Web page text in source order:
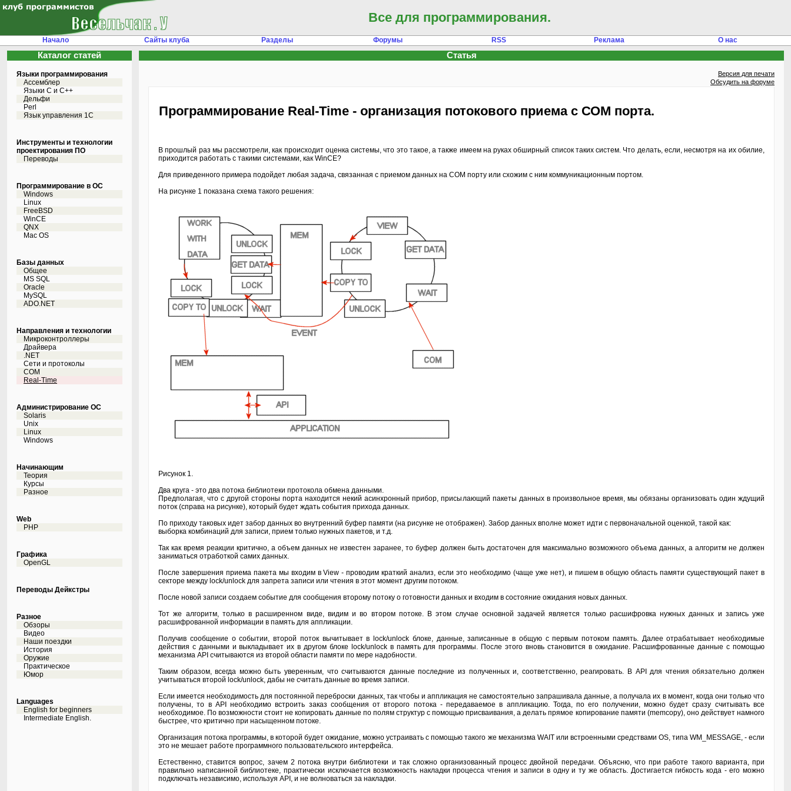
Все для программирования.
Начало Сайты клуба Разделы Форумы RSS Реклама О нас
Каталог статей
Языки программирования
Ассемблер
Языки С и C++
Дельфи
Perl
Язык управления 1С
Инструменты и технологии
проектирования ПО
Переводы
Программирование в ОС
Windows
Linux
FreeBSD
WinCE
QNX
Mac OS
Базы данных
Общее
MS SQL
Oracle
MySQL
ADO.NET
Направления и технологии
Микроконтроллеры
Драйвера
.NET
Сети и протоколы
COM
Real-Time
Администрирование ОС
Solaris
Unix
Linux
Windows
Начинающим
Теория
Курсы
Разное
Web
PHP
Графика
OpenGL
Переводы Дейкстры
Разное
Обзоры
Видео
Наши поездки
История
Оружие
Практическое
Юмор
Languages
English for beginners
Intermediate English.
Статья
Версия для печати
Обсудить на форуме
Программирование Real-Time - организация потокового приема с СОМ порта.
В прошлый раз мы рассмотрели, как происходит оценка системы, что это такое, а также имеем на руках обширный список таких систем. Что делать, если, несмотря на их обилие,
приходится работать с такими системами, как WinCE?
Для приведенного примера подойдет любая задача, связанная с приемом данных на COM порту или схожим с ним коммуникационным портом.
На рисунке 1 показана схема такого решения:
Рисунок 1.
Два круга - это два потока библиотеки протокола обмена данными.
Предполагая, что с другой стороны порта находится некий асинхронный прибор, присылающий пакеты данных в произвольное время, мы обязаны организовать один ждущий
поток (справа на рисунке), который будет ждать события прихода данных.
По приходу таковых идет забор данных во внутренний буфер памяти (на рисунке не отображен). Забор данных вполне может идти с первоначальной оценкой, такой как:
выборка комбинаций для записи, прием только нужных пакетов, и т.д.
Так как время реакции критично, а объем данных не известен заранее, то буфер должен быть достаточен для максимально возможного объема данных, а алгоритм не должен
заниматься отработкой самих данных.
После завершения приема пакета мы входим в View - проводим краткий анализ, если это необходимо (чаще уже нет), и пишем в общую область памяти существующий пакет в
секторе между lock/unlock для запрета записи или чтения в этот момент другим потоком.
После новой записи создаем событие для сообщения второму потоку о готовности данных и входим в состояние ожидания новых данных.
Тот же алгоритм, только в расширенном виде, видим и во втором потоке. В этом случае основной задачей является только расшифровка нужных данных и запись уже
расшифрованной информации в память для аппликации.
Получив сообщение о событии, второй поток вычитывает в lock/unlock блоке, данные, записанные в общую с первым потоком память. Далее отрабатывает необходимые
действия с данными и выкладывает их в другом блоке lock/unlock в память для программы. После этого вновь становится в ожидание. Расшифрованные данные с помощью
механизма API считываются из второй области памяти по мере надобности.
Таким образом, всегда можно быть уверенным, что считываются данные последние из полученных и, соответственно, реагировать. В API для чтения обязательно должен
учитываться второй lock/unlock, дабы не считать данные во время записи.
Если имеется необходимость для постоянной переброски данных, так чтобы и аппликация не самостоятельно запрашивала данные, а получала их в момент, когда они только что
получены, то в API необходимо встроить заказ сообщения от второго потока - передаваемое в аппликацию. Тогда, по его получении, можно будет сразу считывать все
необходимое. По возможности стоит не копировать данные по полям структур с помощью присваивания, а делать прямое копирование памяти (memcopy), оно действует намного
быстрее, что критично при насыщенном потоке.
Организация потока программы, в которой будет ожидание, можно устраивать с помощью такого же механизма WAIT или встроенными средствами OS, типа WM_MESSAGE, - если
это не мешает работе программного пользовательского интерфейса.
Естественно, ставится вопрос, зачем 2 потока внутри библиотеки и так сложно организованный процесс двойной передачи. Объясню, что при работе такого варианта, при
правильно написанной библиотеке, практически исключается возможность накладки процесса чтения и записи в одну и ту же область. Достигается гибкость кода - его можно
подключать независимо, используя API, и не волноваться за накладки.